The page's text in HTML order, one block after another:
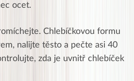
ocet.
Chlebíčkovou formu
nalijte těsto a pečte asi 40
zda je uvnitř chlebíček